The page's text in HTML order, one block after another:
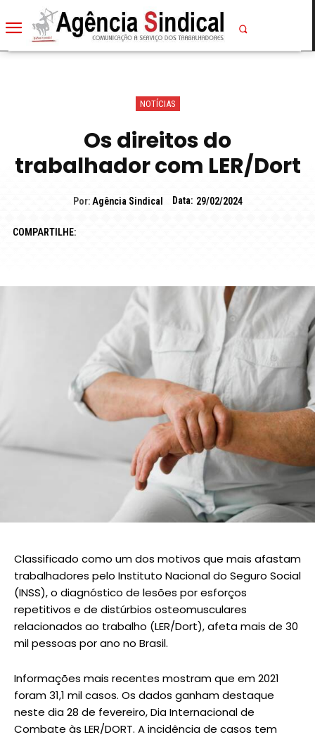
NOTÍCIAS
Os direitos do
trabalhador com LER/Dort
Por: Agência Sindical Data: 29/02/2024
COMPARTILHE:
Classificado como um dos motivos que mais afastam
trabalhadores pelo Instituto Nacional do Seguro Social
(INSS), o diagnóstico de lesões por esforços
repetitivos e de distúrbios osteomusculares
relacionados ao trabalho (LER/Dort), afeta mais de 30
mil pessoas por ano no Brasil.
Informações mais recentes mostram que em 2021
foram 31,1 mil casos. Os dados ganham destaque
neste dia 28 de fevereiro, Dia Internacional de
Combate às LER/DORT. A incidência de casos tem